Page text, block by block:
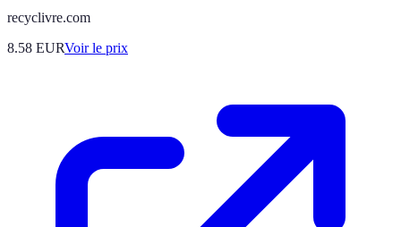
recyclivre.com
8.58 EURVoir le prix